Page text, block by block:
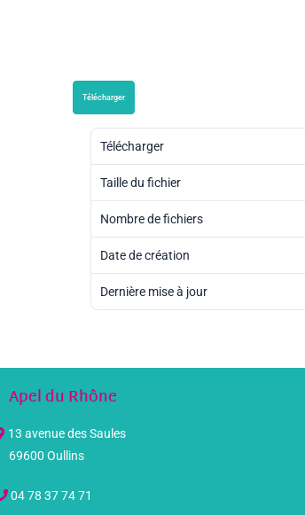
Télécharger
Télécharger
Taille du fichier
Nombre de fichiers
Date de création
Dernière mise à jour
Apel du Rhône
13 avenue des Saules
69600 Oullins
04 78 37 74 71